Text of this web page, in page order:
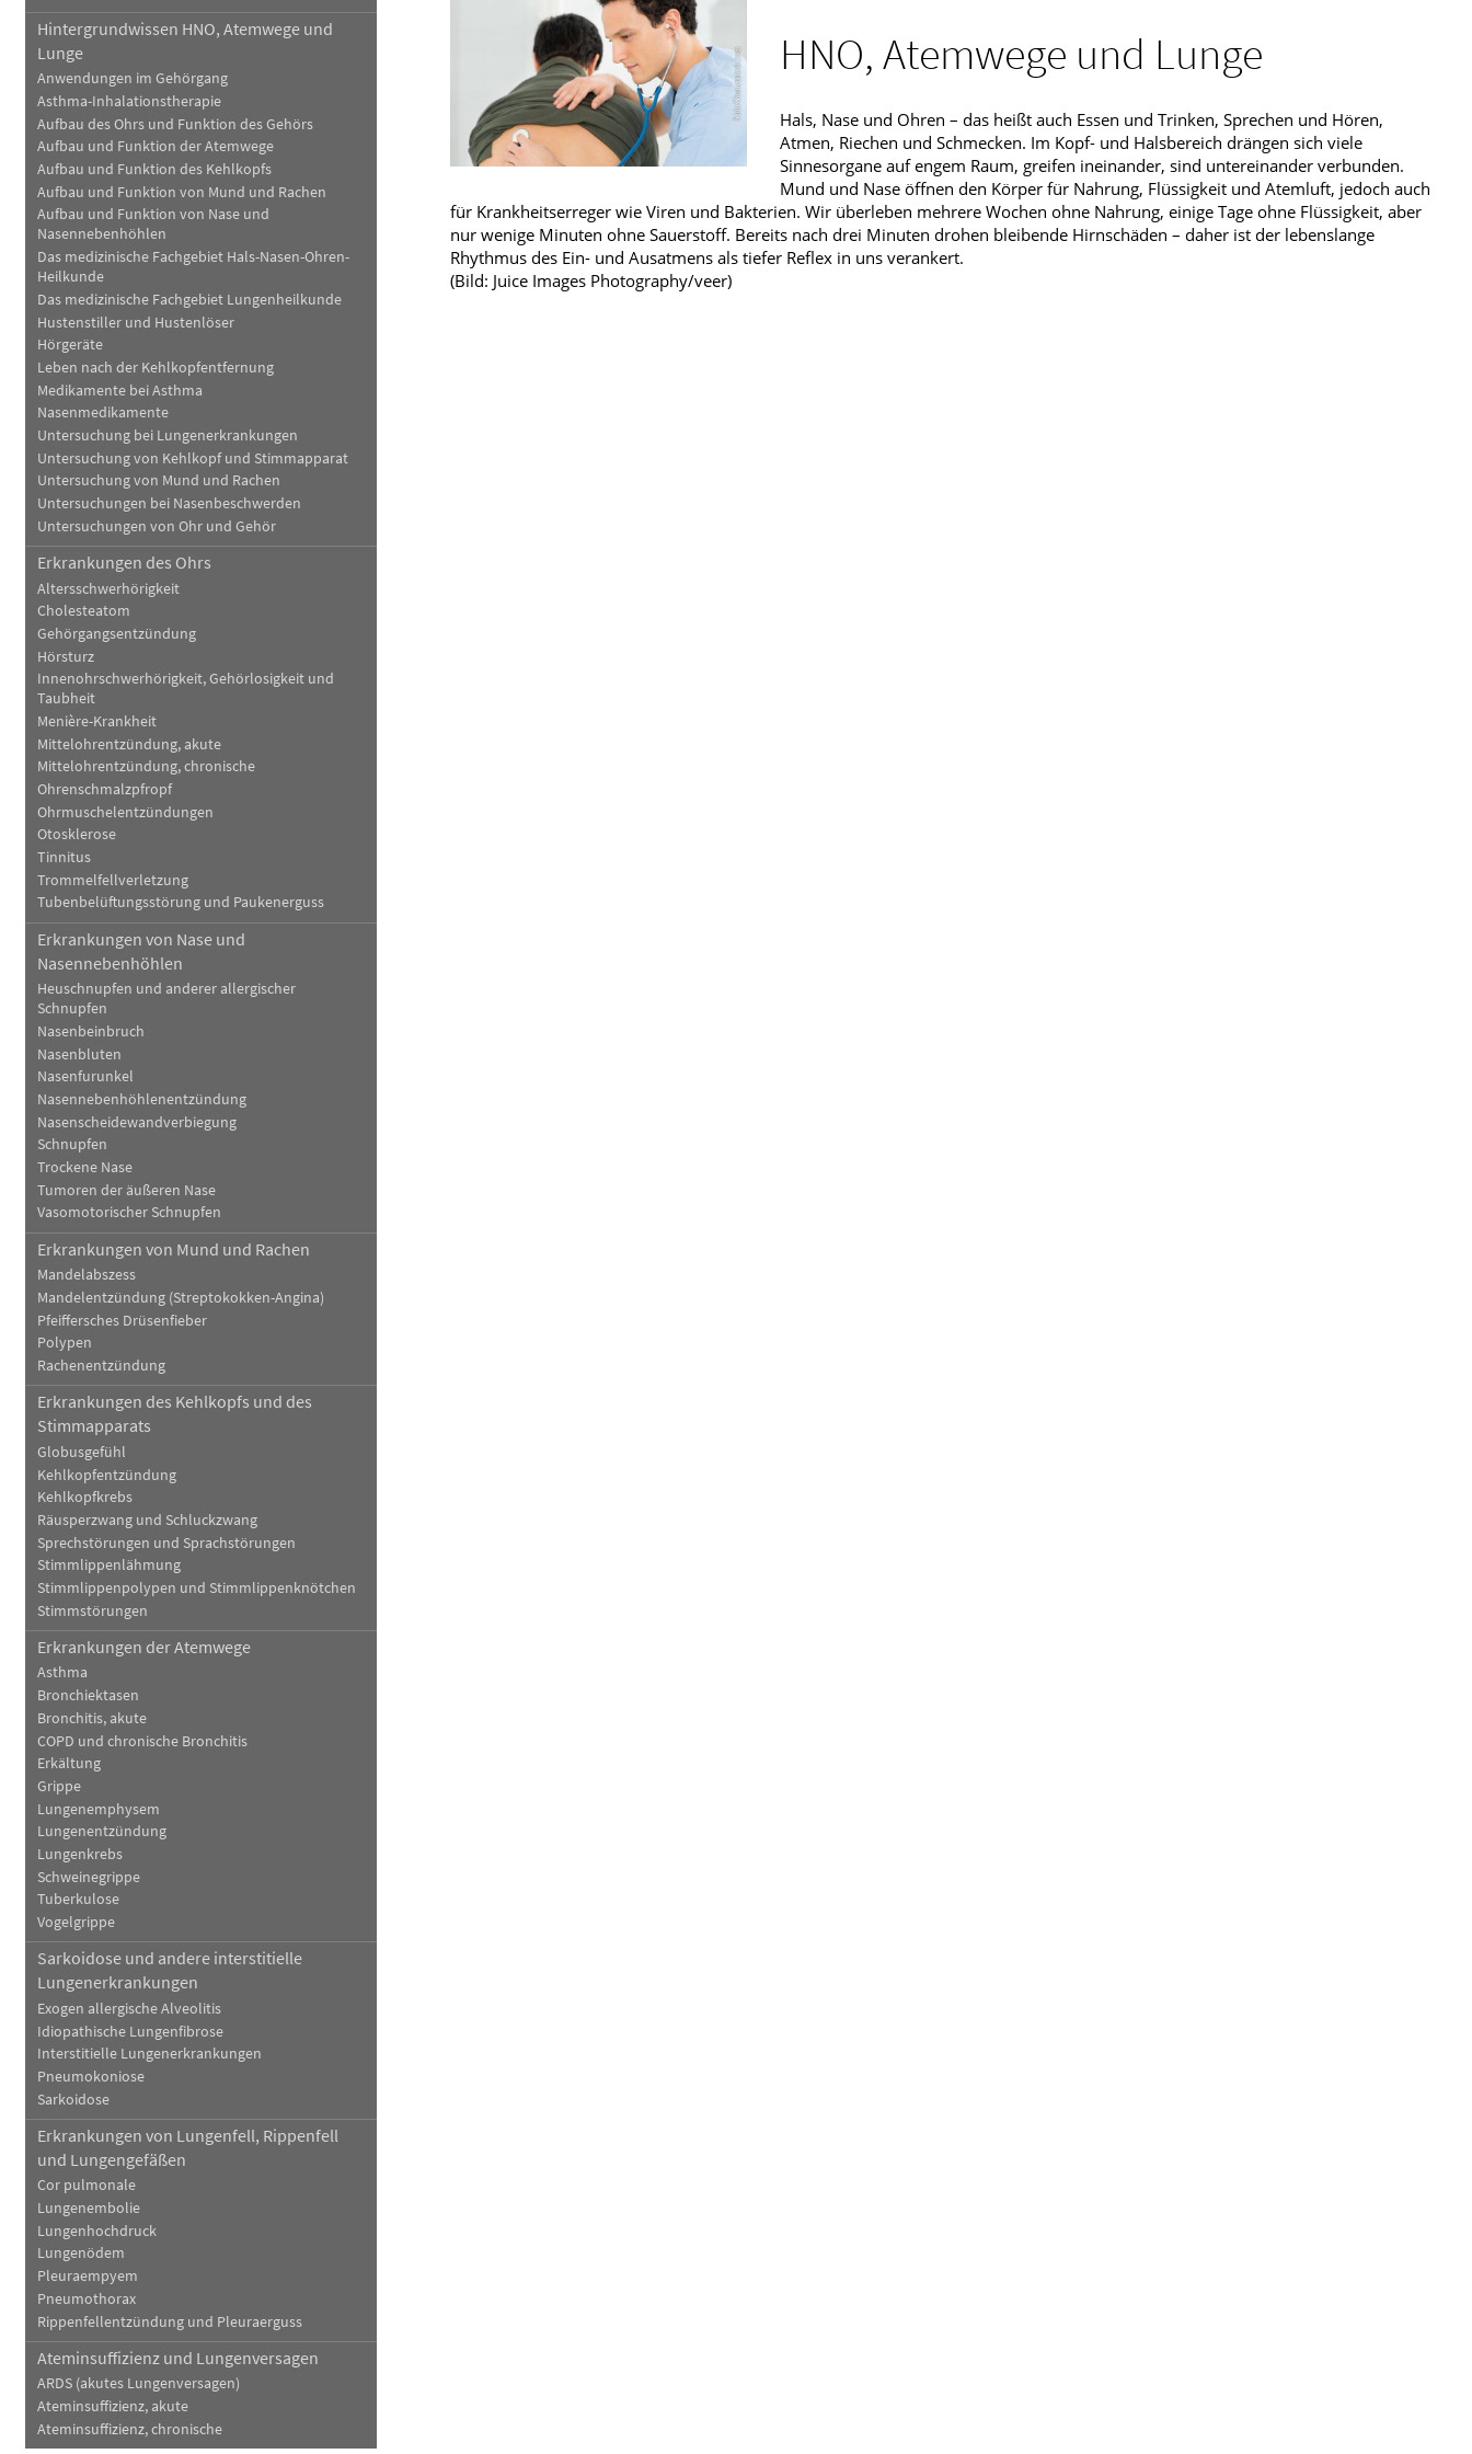
Blut, Krebs und Infektionen
Haut, Haare und Nägel
Psychische Erkrankungen
Schmerz- und Schlafmedizin
Frauenkrankheiten
Männerkrankheiten
Hintergrundwissen HNO, Atemwege und
Lunge
Anwendungen im Gehörgang
Asthma-Inhalationstherapie
Aufbau des Ohrs und Funktion des Gehörs
Aufbau und Funktion der Atemwege
Aufbau und Funktion des Kehlkopfs
Aufbau und Funktion von Mund und Rachen
Aufbau und Funktion von Nase und
Nasennebenhöhlen
Das medizinische Fachgebiet Hals-Nasen-Ohren-
Heilkunde
Das medizinische Fachgebiet Lungenheilkunde
Hustenstiller und Hustenlöser
Hörgeräte
Leben nach der Kehlkopfentfernung
Medikamente bei Asthma
Nasenmedikamente
Untersuchung bei Lungenerkrankungen
Untersuchung von Kehlkopf und Stimmapparat
Untersuchung von Mund und Rachen
Untersuchungen bei Nasenbeschwerden
Untersuchungen von Ohr und Gehör
Erkrankungen des Ohrs
Altersschwerhörigkeit
Cholesteatom
Gehörgangsentzündung
Hörsturz
Innenohrschwerhörigkeit, Gehörlosigkeit und
Taubheit
Menière-Krankheit
Mittelohrentzündung, akute
Mittelohrentzündung, chronische
Ohrenschmalzpfropf
Ohrmuschelentzündungen
Otosklerose
Tinnitus
Trommelfellverletzung
Tubenbelüftungsstörung und Paukenerguss
Erkrankungen von Nase und
Nasennebenhöhlen
Heuschnupfen und anderer allergischer
Schnupfen
Nasenbeinbruch
Nasenbluten
Nasenfurunkel
Nasennebenhöhlenentzündung
Nasenscheidewandverbiegung
Schnupfen
Trockene Nase
Tumoren der äußeren Nase
Vasomotorischer Schnupfen
Erkrankungen von Mund und Rachen
Mandelabszess
Mandelentzündung (Streptokokken-Angina)
Pfeiffersches Drüsenfieber
Polypen
Rachenentzündung
Erkrankungen des Kehlkopfs und des
Stimmapparats
Globusgefühl
Kehlkopfentzündung
Kehlkopfkrebs
Räusperzwang und Schluckzwang
Sprechstörungen und Sprachstörungen
Stimmlippenlähmung
Stimmlippenpolypen und Stimmlippenknötchen
Stimmstörungen
Erkrankungen der Atemwege
Asthma
Bronchiektasen
Bronchitis, akute
COPD und chronische Bronchitis
Erkältung
Grippe
Lungenemphysem
Lungenentzündung
Lungenkrebs
Schweinegrippe
Tuberkulose
Vogelgrippe
Sarkoidose und andere interstitielle
Lungenerkrankungen
Exogen allergische Alveolitis
Idiopathische Lungenfibrose
Interstitielle Lungenerkrankungen
Pneumokoniose
Sarkoidose
Erkrankungen von Lungenfell, Rippenfell
und Lungengefäßen
Cor pulmonale
Lungenembolie
Lungenhochdruck
Lungenödem
Pleuraempyem
Pneumothorax
Rippenfellentzündung und Pleuraerguss
Ateminsuffizienz und Lungenversagen
ARDS (akutes Lungenversagen)
Ateminsuffizienz, akute
Ateminsuffizienz, chronische
HNO, Atemwege und Lunge
Hals, Nase und Ohren – das heißt auch Essen und Trinken, Sprechen und Hören,
Atmen, Riechen und Schmecken. Im Kopf- und Halsbereich drängen sich viele
Sinnesorgane auf engem Raum, greifen ineinander, sind untereinander verbunden.
Mund und Nase öffnen den Körper für Nahrung, Flüssigkeit und Atemluft, jedoch auch
für Krankheitserreger wie Viren und Bakterien. Wir überleben mehrere Wochen ohne Nahrung, einige Tage ohne Flüssigkeit, aber
nur wenige Minuten ohne Sauerstoff. Bereits nach drei Minuten drohen bleibende Hirnschäden – daher ist der lebenslange
Rhythmus des Ein- und Ausatmens als tiefer Reflex in uns verankert.
(Bild: Juice Images Photography/veer)